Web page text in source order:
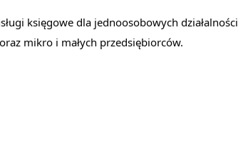
księgowe dla jednoosobowych działalności
mikro i małych przedsiębiorców.